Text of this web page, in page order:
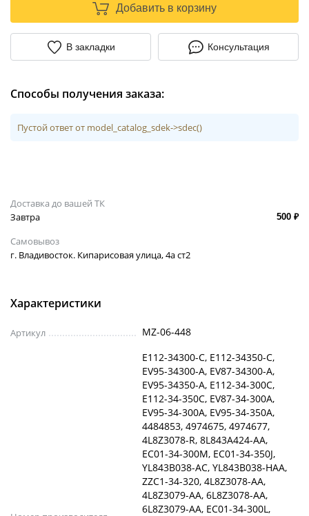
Добавить в корзину
В закладки Консультация
Способы получения заказа:
Пустой ответ от model_catalog_sdek->sdec()
Доставка до вашей ТК
Завтра
500 ₽
Самовывоз
г. Владивосток. Кипарисовая улица, 4а ст2
Характеристики
Артикул MZ-06-448
E112-34300-C, E112-34350-C,
EV95-34300-A, EV87-34300-A,
EV95-34350-A, E112-34-300C,
E112-34-350C, EV87-34-300A,
EV95-34-300A, EV95-34-350A,
4484853, 4974675, 4974677,
4L8Z3078-R, 8L843A424-AA,
EC01-34-300M, EC01-34-350J,
YL843B038-AC, YL843B038-HAA,
ZZC1-34-320, 4L8Z3078-AA,
4L8Z3079-AA, 6L8Z3078-AA,
6L8Z3079-AA, EC01-34-300L,